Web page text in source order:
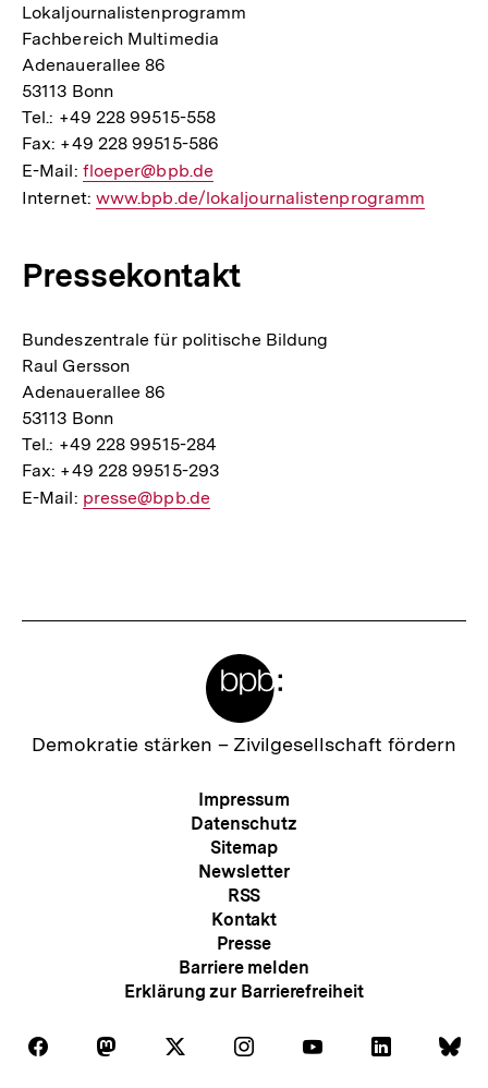
Lokaljournalistenprogramm
Fachbereich Multimedia
Adenauerallee 86
53113 Bonn
Tel.: +49 228 99515-558
Fax: +49 228 99515-586
E-Mail: E-
Mail
floeper@bpb.de
Internet: Interner
www.bpb.de/lokaljournalistenprogramm
Pressekontakt
Bundeszentrale für politische Bildung
Raul Gersson
Adenauerallee 86
53113 Bonn
Tel.: +49 228 99515-284
Fax: +49 228 99515-293
E-Mail: E-
presse@bpb.de
Zur
Demokratie stärken – Zivilgesellschaft fördern
Meta-
Navigation
Impressum
Datenschutz
Sitemap
Newsletter
RSS
Kontakt
Presse
Barriere melden
Erklärung zur Barrierefreiheit
Folgen
Auf
Folgen Folgen Folgen
Auf
Folgen Folgen